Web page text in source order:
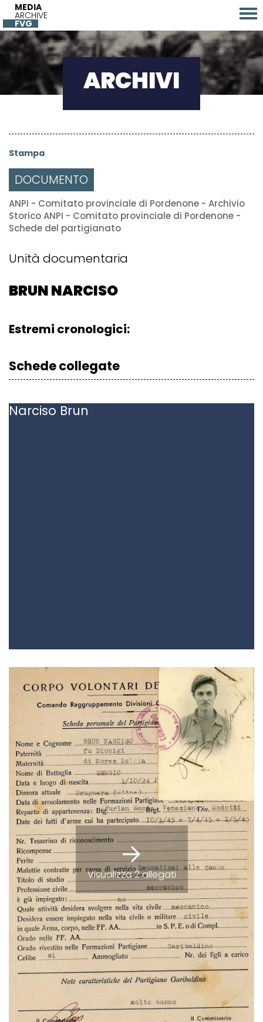
MEDIA
ARCHIVE
FVG
ARCHIVI
Stampa
Visualizza 2 allegati
DOCUMENTO
ANPI - Comitato provinciale di Pordenone - Archivio
Storico ANPI - Comitato provinciale di Pordenone -
Schede del partigianato
Unità documentaria
BRUN NARCISO
Estremi cronologici:
Schede collegate
Narciso Brun